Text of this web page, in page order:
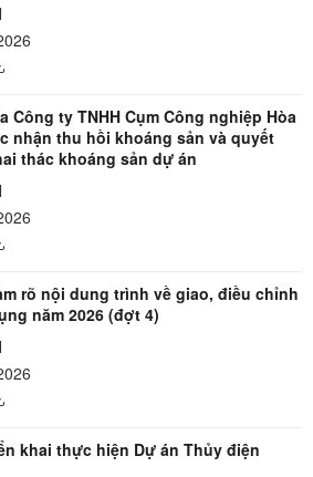
Công ty TNHH Cụm Công nghiệp Hòa
nhận thu hồi khoáng sản và quyết
thác khoáng sản dự án
rõ nội dung trình về giao, điều chỉnh
năm 2026 (đợt 4)
khai thực hiện Dự án Thủy điện